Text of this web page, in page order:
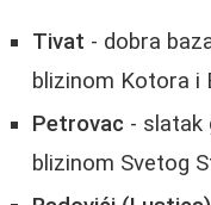
Tivat - dobra
blizinom Kotora i
Petrovac - slatak
blizinom Svetog